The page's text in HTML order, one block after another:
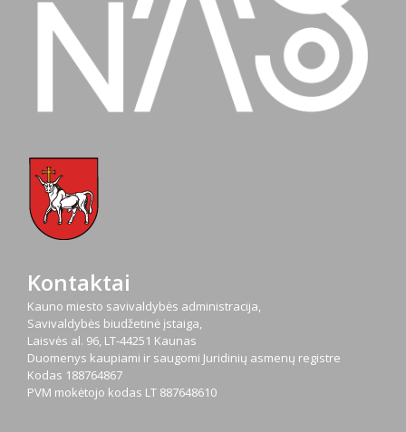
Kontaktai
Kauno miesto savivaldybės administracija,
Savivaldybės biudžetinė įstaiga,
Laisvės al. 96, LT-44251 Kaunas
Duomenys kaupiami ir saugomi Juridinių asmenų registre
Kodas 188764867
PVM mokėtojo kodas LT 887648610